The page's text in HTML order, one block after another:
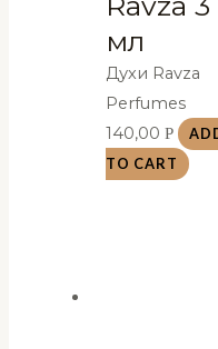
мл
Духи Ravza
Perfumes
140,00Р
TO CART